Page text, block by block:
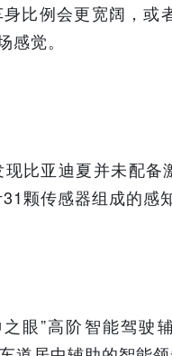
比例会更宽阔，
觉。
比亚迪夏并未配
颗传感器组成的感知
眼”高阶智能驾